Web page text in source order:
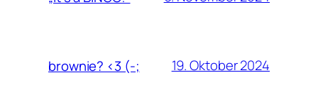
brownie? <3 (-; 19. Oktober 2024